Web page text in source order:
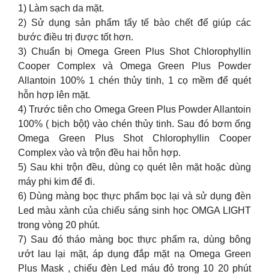
1) Làm sạch da mặt.
2) Sử dụng sản phẩm tẩy tế bào chết để giúp các
bước điều trị được tốt hơn.
3) Chuẩn bị Omega Green Plus Shot Chlorophyllin
Cooper Complex và Omega Green Plus Powder
Allantoin 100% 1 chén thủy tinh, 1 cọ mềm để quét
hỗn hợp lên mặt.
4) Trước tiên cho Omega Green Plus Powder Allantoin
100% ( bịch bột) vào chén thủy tinh. Sau đó bơm ống
Omega Green Plus Shot Chlorophyllin Cooper
Complex vào và trộn đều hai hỗn hợp.
5) Sau khi trộn đều, dùng cọ quét lên mặt hoặc dùng
máy phi kim để đi.
6) Dùng màng bọc thực phẩm bọc lại và sử dụng đèn
Led màu xành của chiếu sáng sinh học OMGA LIGHT
trong vòng 20 phút.
7) Sau đó tháo màng bọc thực phẩm ra, dùng bông
ướt lau lại mặt, áp dụng đắp mặt nạ Omega Green
Plus Mask , chiếu đèn Led máu đỏ trong 10 20 phút